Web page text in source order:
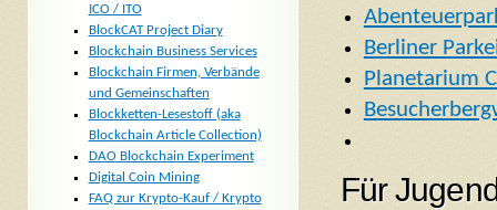
Berliner
Planetarium
Für
ICO / ITO
BlockCAT Project Diary
Blockchain Business Services
Blockchain Firmen, Verbände
und Gemeinschaften
Blockketten-Lesestoff (aka
Blockchain Article Collection)
DAO Blockchain Experiment
Digital Coin Mining
FAQ zur Krypto-Kauf / Krypto